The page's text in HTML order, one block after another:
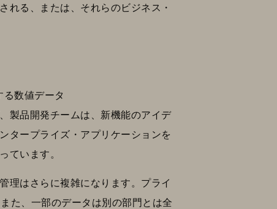
れる、または、それらのビジネス・
数値データ
製品開発チームは、新機能のアイデ
タープライズ・アプリケーションを
ています。
理はさらに複雑になります。プライ
た、一部のデータは別の部門とは全